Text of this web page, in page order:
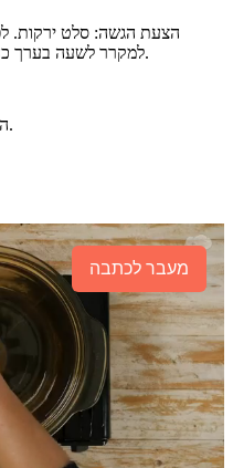
הצעת הגשה: סלט ירקות.
למקרר לשעה בערך כדי שיהיה יותר נוח לעבוד עם התערובת.
התבלינים במתכון לפי הטעם האישי.
מעבר לכתבה